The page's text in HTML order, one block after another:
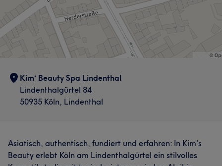
Kim‘ Beauty Spa Lindenthal
Lindenthalgürtel 84
50935 Köln, Lindenthal
Asiatisch, authentisch, fundiert und erfahren: In Kim's
Beauty erlebt Köln am Lindenthalgürtel ein stilvolles